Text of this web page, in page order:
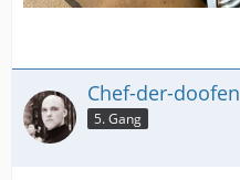
Chef-der-doofen
5. Gang